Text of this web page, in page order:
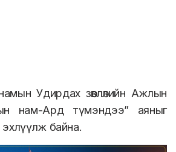
Удирдах зөвлөлийн Ажлын
нам-Ард түмэндээ” аяныг
эхлүүлж байна.